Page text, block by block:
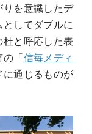
を意識したデ
してダブルに
と呼応した表
の「信毎メディ
に通じるものが